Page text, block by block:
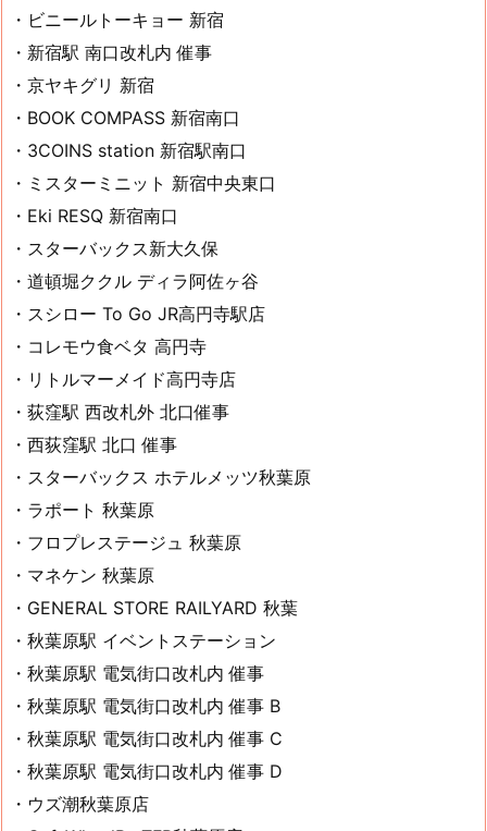
・ビニールトーキョー 新宿
・新宿駅 南口改札内 催事
・京ヤキグリ 新宿
・BOOK COMPASS 新宿南口
・3COINS station 新宿駅南口
・ミスターミニット 新宿中央東口
・Eki RESQ 新宿南口
・スターバックス新大久保
・道頓堀ククル ディラ阿佐ヶ谷
・スシロー To Go JR高円寺駅店
・コレモウ食ベタ 高円寺
・リトルマーメイド高円寺店
・荻窪駅 西改札外 北口催事
・西荻窪駅 北口 催事
・スターバックス ホテルメッツ秋葉原
・ラポート 秋葉原
・フロプレステージュ 秋葉原
・マネケン 秋葉原
・GENERAL STORE RAILYARD 秋葉
・秋葉原駅 イベントステーション
・秋葉原駅 電気街口改札内 催事
・秋葉原駅 電気街口改札内 催事 B
・秋葉原駅 電気街口改札内 催事 C
・秋葉原駅 電気街口改札内 催事 D
・ウズ潮秋葉原店